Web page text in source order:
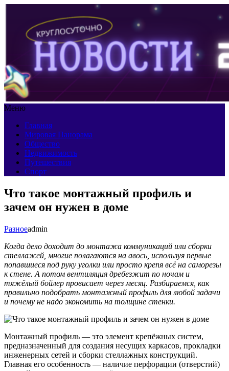
Меню
Главная
Мировая Панорама
Общество
Недвижимость
Путешествия
Спорт
Что такое монтажный профиль и
зачем он нужен в доме
Разноеadmin
Когда дело доходит до монтажа коммуникаций или сборки
стеллажей, многие полагаются на авось, используя первые
попавшиеся под руку уголки или просто крепя всё на саморезы
к стене. А потом вентиляция дребезжит по ночам и
тяжёлый бойлер провисает через месяц. Разбираемся, как
правильно подобрать монтажный профиль для любой задачи
и почему не надо экономить на толщине стенки.
Монтажный профиль — это элемент крепёжных систем,
предназначенный для создания несущих каркасов, прокладки
инженерных сетей и сборки стеллажных конструкций.
Главная его особенность — наличие перфорации (отверстий)